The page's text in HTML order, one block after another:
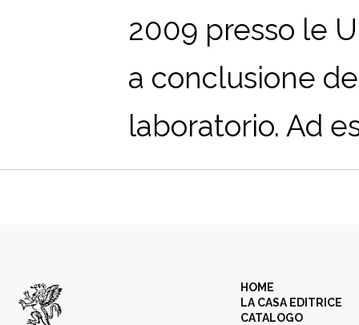
2009 presso le
a conclusione
laboratorio. Ad
HOME
LA CASA EDITRICE
CATALOGO